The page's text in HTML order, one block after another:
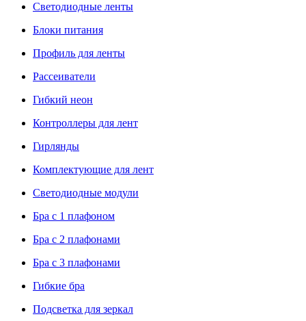
Светодиодные ленты
Блоки питания
Профиль для ленты
Рассеиватели
Гибкий неон
Контроллеры для лент
Гирлянды
Комплектующие для лент
Светодиодные модули
Бра с 1 плафоном
Бра с 2 плафонами
Бра с 3 плафонами
Гибкие бра
Подсветка для зеркал